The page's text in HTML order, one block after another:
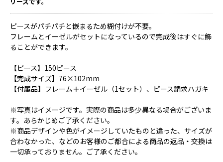
ピースがパチパチと嵌まるため糊付けが不要。
フレームとイーゼルがセットになっているので完成後はすぐに飾
ることができます。
【ピース】150ピース
【完成サイズ】76×102mm
【付属品】フレーム＋イーゼル（1セット）、ピース請求ハガキ
※写真はイメージです。実際の商品は多少異なる場合がございま
す。あらかじめご了承ください。
※商品デザインや色がイメージしていたものと違った、サイズが
合わなかった、などのお客様のご都合による商品の返品・交換は
一切承っておりません。ご了承ください。